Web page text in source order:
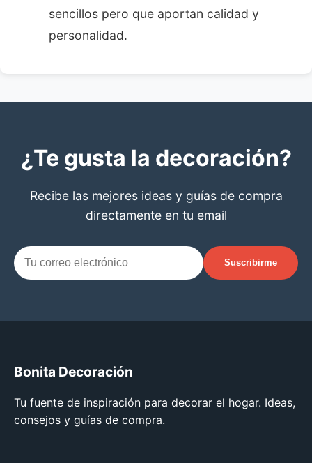
sencillos pero que aportan calidad y
personalidad.
¿Te gusta la decoración?
Recibe las mejores ideas y guías de compra
directamente en tu email
Suscribirme
Bonita Decoración
Tu fuente de inspiración para decorar el hogar. Ideas,
consejos y guías de compra.